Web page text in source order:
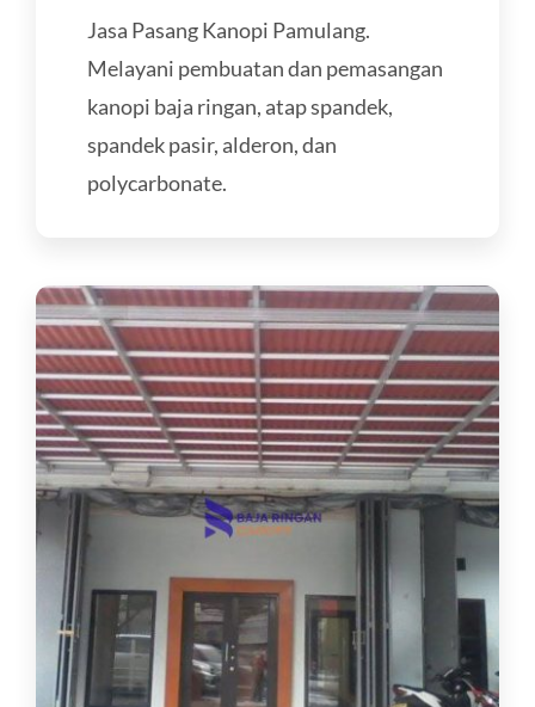
Jasa Pasang Kanopi Pamulang.
Melayani pembuatan dan pemasangan
kanopi baja ringan, atap spandek,
spandek pasir, alderon, dan
polycarbonate.